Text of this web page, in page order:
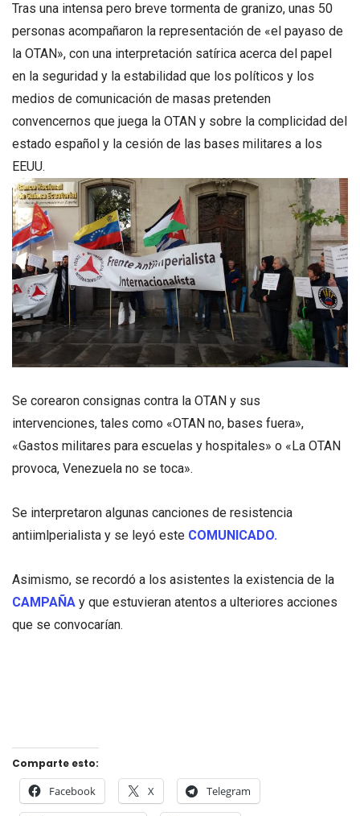
Tras una intensa pero breve tormenta de granizo, unas 50
personas acompañaron la representación de «el payaso de
la OTAN», con una interpretación satírica acerca del papel
en la seguridad y la estabilidad que los políticos y los
medios de comunicación de masas pretenden
convencernos que juega la OTAN y sobre la complicidad del
estado español y la cesión de las bases militares a los
EEUU.
Se corearon consignas contra la OTAN y sus
intervenciones, tales como «OTAN no, bases fuera»,
«Gastos militares para escuelas y hospitales» o «La OTAN
provoca, Venezuela no se toca».
Se interpretaron algunas canciones de resistencia
antiimlperialista y se leyó este COMUNICADO.
Asimismo, se recordó a los asistentes la existencia de la
CAMPAÑA y que estuvieran atentos a ulteriores acciones
que se convocarían.
Comparte esto:
Facebook X Telegram